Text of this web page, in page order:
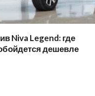
Niva Legend: где
дешевле